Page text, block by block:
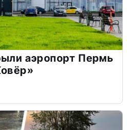
аэропорт Пермь